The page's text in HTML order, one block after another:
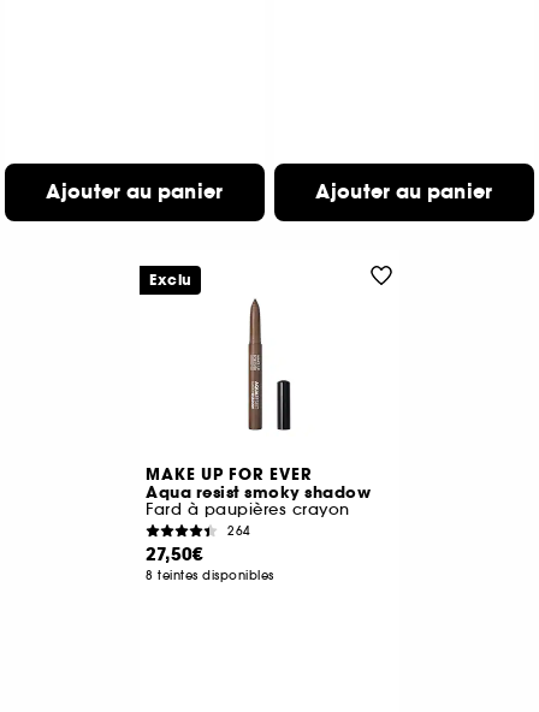
Ajouter au panier Ajouter au panier
MAKE UP FOR EVER
Aqua resist smoky shadow
Fard à paupières crayon
264
27,50€
8 teintes disponibles
Exclu